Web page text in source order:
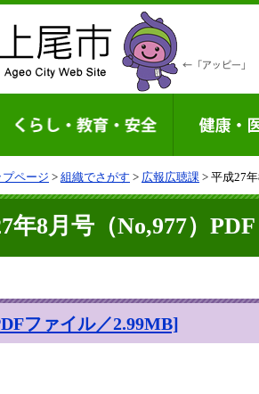
プページ > 組織でさがす > 広報広聴課 > 平成27
年8月号（No,977）PDF
ファイル／2.99MB]